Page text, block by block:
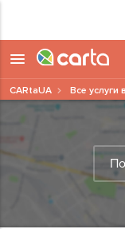
CARtaUA Все услуги